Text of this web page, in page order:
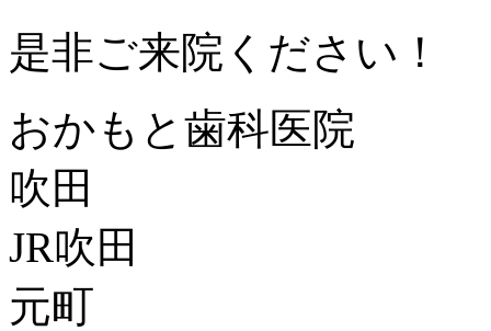
是非ご来院ください！
おかもと歯科医院
吹田
JR吹田
元町